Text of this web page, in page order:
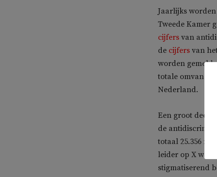
Jaarlijks
Tweede Kamer
cijfers van
de cijfers van
worden
totale omvang
Nederland.
Een groot deel
de
totaal 25.356
leider op X
stigmatiserend